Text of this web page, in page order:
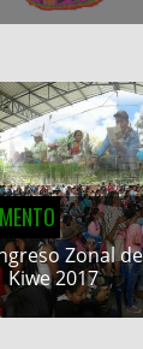
Zonal
Kiwe 2017